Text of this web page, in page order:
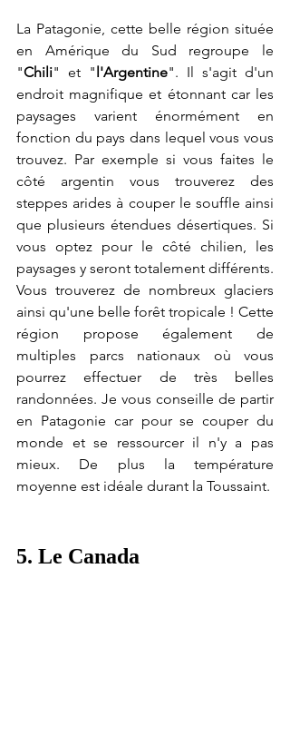
La Patagonie, cette belle région située
en Amérique du Sud regroupe le
"Chili" et " l'Argentine". Il s'agit d'un
endroit magnifique et étonnant car les
paysages varient énormément en
fonction du pays dans lequel vous vous
trouvez. Par exemple si vous faites le
côté argentin vous trouverez des
steppes arides à couper le souffle ainsi
que plusieurs étendues désertiques. Si
vous optez pour le côté chilien, les
paysages y seront totalement différents.
Vous trouverez de nombreux glaciers
ainsi qu'une belle forêt tropicale ! Cette
région propose également de
multiples parcs nationaux où vous
pourrez effectuer de très belles
randonnées. Je vous conseille de partir
en Patagonie car pour se couper du
monde et se ressourcer il n'y a pas
mieux. De plus la température
5. Le Canada